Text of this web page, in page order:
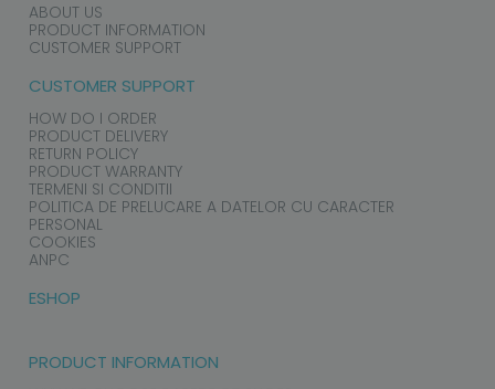
ABOUT US
PRODUCT INFORMATION
CUSTOMER SUPPORT
CUSTOMER SUPPORT
HOW DO I ORDER
PRODUCT DELIVERY
RETURN POLICY
PRODUCT WARRANTY
TERMENI SI CONDITII
POLITICA DE PRELUCARE A DATELOR CU CARACTER
PERSONAL
COOKIES
ANPC
ESHOP
PRODUCT INFORMATION